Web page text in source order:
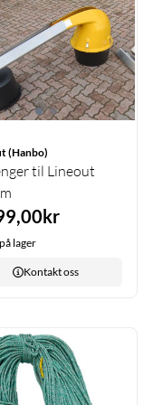
(Hanbo)
til Lineout
lager
Kontakt oss